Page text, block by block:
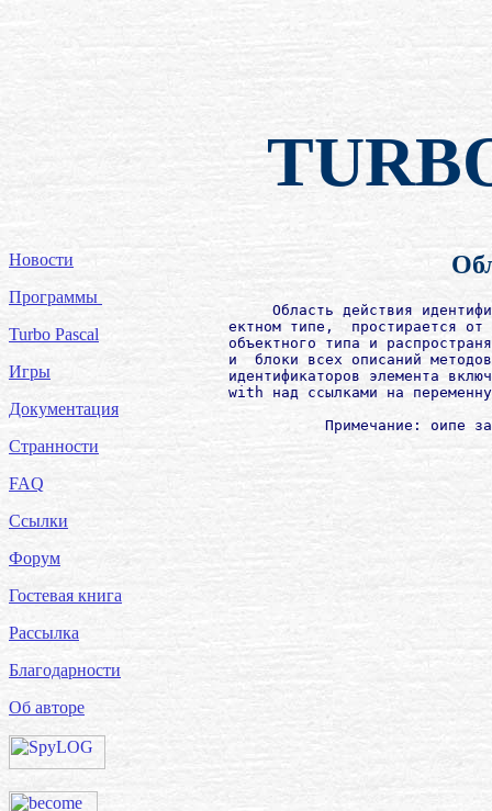
Новости
Программы
Turbo Pascal
Игры
Документация
Странности
FAQ
Ссылки
Форум
Гостевая книга
Рассылка
Благодарности
Об авторе
Область действия
ектном типе,  простирается
объектного типа и
и  блоки всех описаний
идентификаторов элемента
with над ссылками на